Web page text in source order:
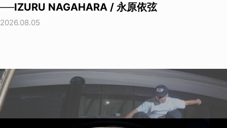
──IZURU NAGAHARA / 永原依弦
2026.08.05